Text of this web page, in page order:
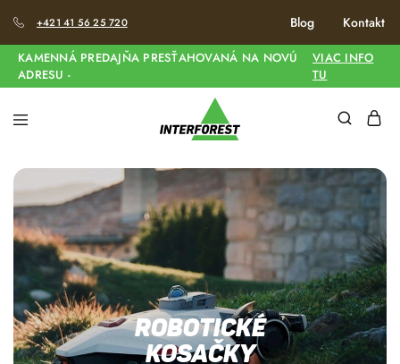
+421 41 56 25 720 Blog Kontakt
KAMENNÁ PREDAJŇA PRESŤAHOVANÁ NA NOVÚ
ADRESU -
VIAC INFO
TU
Robotické
kosačky